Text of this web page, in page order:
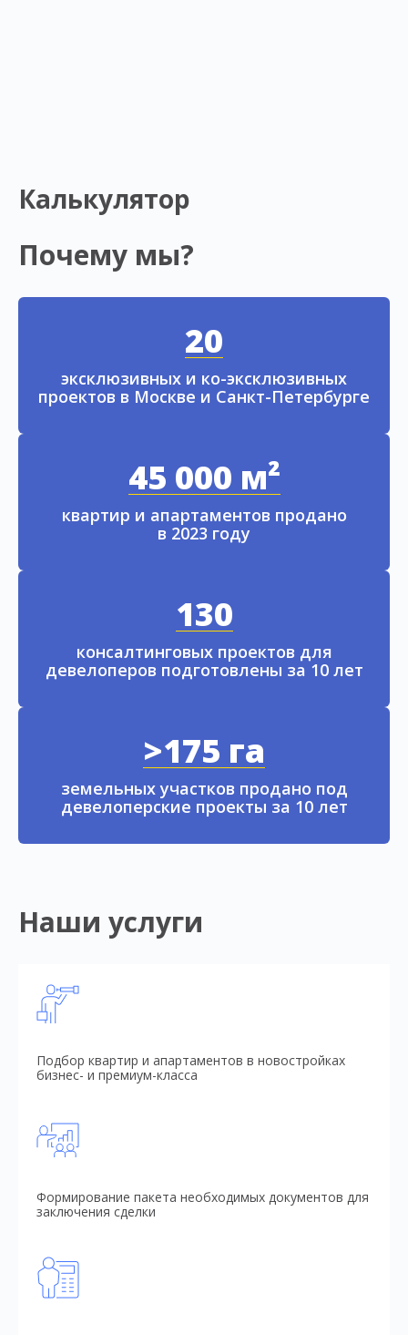
Калькулятор
Почему мы?
20
эксклюзивных и ко-эксклюзивных
проектов в Москве и Санкт-Петербурге
45 000 м²
квартир и апартаментов продано
в 2023 году
130
консалтинговых проектов для
девелоперов подготовлены за 10 лет
>175 га
земельных участков продано под
девелоперские проекты за 10 лет
Наши услуги
Подбор квартир и апартаментов в новостройках
бизнес- и премиум-класса
Формирование пакета необходимых документов для
заключения сделки